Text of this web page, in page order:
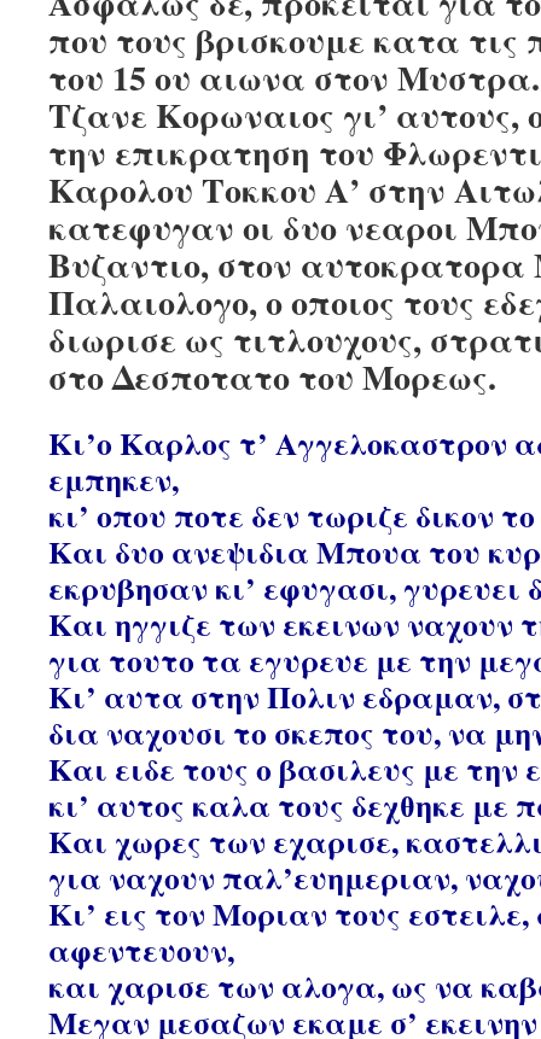
που τους βρισκουμε κατα τις
του 15 ου αιωνα στον
Τζανε Κορωναιος γι’ αυτους,
την επικρατηση του
Καρολου Τοκκου Α’ στην
κατεφυγαν οι δυο νεαροι
Βυζαντιο, στον
Παλαιολογο, ο οποιος τους
διωρισε ως τιτλουχους,
στο Δεσποτατο του Μορεως.
Κι’ο Καρλος τ’ Αγγελοκαστρον
εμπηκεν,
κι’ οπου ποτε δεν τωριζε δικον
Και δυο ανεψιδια Μπουα του
εκρυβησαν κι’ εφυγασι, γυρευει
Και ηγγιζε των εκεινων ναχουν
για τουτο τα εγυρευε με την
Κι’ αυτα στην Πολιν εδραμαν,
δια ναχουσι το σκεπος του, να
Και ειδε τους ο βασιλευς με την
κι’ αυτος καλα τους δεχθηκε με
Και χωρες των εχαρισε,
για ναχουν παλ’ευημεριαν,
Κι’ εις τον Μοριαν τους εστειλε,
αφεντευουν,
και χαρισε των αλογα, ως να
Μεγαν μεσαζων εκαμε σ’